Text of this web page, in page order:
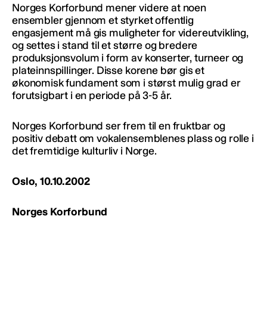
Norges Korforbund mener videre at noen
ensembler gjennom et styrket offentlig
engasjement må gis muligheter for videreutvikling,
og settes i stand til et større og bredere
produksjonsvolum i form av konserter, turneer og
plateinnspillinger. Disse korene bør gis et
økonomisk fundament som i størst mulig grad er
forutsigbart i en periode på 3-5 år.
Norges Korforbund ser frem til en fruktbar og
positiv debatt om vokalensemblenes plass og rolle i
det fremtidige kulturliv i Norge.
Oslo, 10.10.2002
Norges Korforbund